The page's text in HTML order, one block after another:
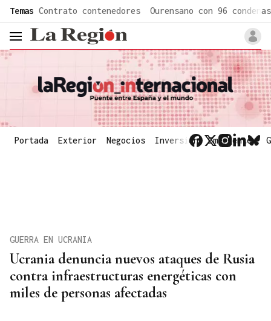
Temas Contrato contenedores Ourensano con 96 condenas
header.menu.open
Portada Exterior Negocios Inversión Emergentes
Ucrania denuncia nuevos ataques de Rusia
contra infraestructuras energéticas con
miles de personas afectadas
GUERRA EN UCRANIA